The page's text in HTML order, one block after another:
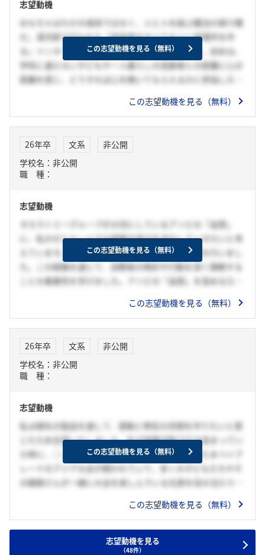
志望動機
おもちゃはただの道具ではなく、人と人を結ぶ魔法の架け橋
だ。湯河原で行われた「老若男女すべての人に居場所を作
る」インターンに参加し、その力を身で実感した。初めは、
学校に通えない子どもや一人暮らしの高齢者との距離に心の
距離を感じ、どうすれば心を開いてもらえるかに苦悩した。
サイコロを振るたびに、ぎこちなかった空気は次第に溶け、
られたかのような、玩具の持つ「壁を越える魔法の力」を痛
感した。だからこそ、タカラトミーの「アソビの品質」を活
かし、私は老若男女「誰でも」楽しめるおもちゃをもっと広
湯河原では、身体障がいのある子どもたちが「小さい頃、み
んなが遊んでいた体験ができなかった」と嘆く姿が心に残っ
た。だからこそ、視覚多様性に配慮した「テトリス」や「ト
ミカ」、聴覚多様性に対応した「リカちゃんの掃除機」な
ど、誰もが夢中になれる製品を生み出す貴社で、情熱とこだ
わりをもっておもちゃの魔法を届け、すべての人に笑顔と感
この志望動機を見る（無料）
この志望動機を見る（無料）
26年卒 文系
非公開
学校名：非公開
職 種：
志望動機
タカラトミーグループが大切にしているアソビの「品質」
に、私のゼミナールでの経験や学びを活かしていきたいと考
えています。ゼミナールでの研究ではデータ分析を行いまし
た。この経験を通じて、消費者の嗜好や行動を深く理解する
ことの重要性を学びました。アソビの「品質」を高めるため
重要です。私は、データ分析の手法を活用し、消費者が求め
タカラトミーグループで成し遂げたいことは、アソビの「品
質」をさらに向上させるために、データドリブンで戦略を立
案し、消費者の期待に応える製品やサービスの開発に貢献す
ノベーション」を支えるため、データ分析を活用して、より
効果的なマーケティング戦略を実現し、世界中の人々に喜ば
れる遊びを提供していきたいと考えています。
この志望動機を見る（無料）
この志望動機を見る（無料）
26年卒 文系
非公開
学校名：非公開
職 種：
志望動機
私は御社の製品を通して、感動と熱狂の空間を作りたいと感
じたため志望いたしました。私が就職活動で行き詰まってい
た時に、○○に行きました。そして、そこでたまたまベイブ
レードのアジア大会が開かれていて、多くの子どもたちやそ
の親御さんが一緒に大会を楽しんでいる光景を目の当たりに
戦い、勝っても負けても笑顔で交流する様子に心が温まり、
っていることを実感しました。
この志望動機を見る（無料）
この志望動機を見る（無料）
志望動機を見る
（48件）